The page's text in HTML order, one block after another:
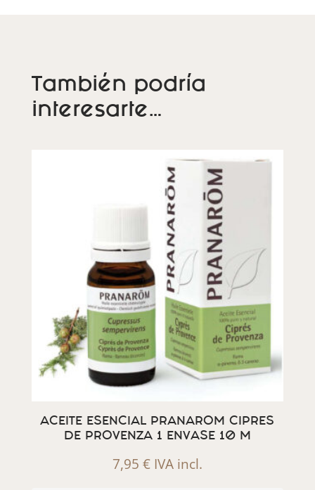
También podría
interesarte…
ACEITE ESENCIAL PRANAROM CIPRES
DE PROVENZA 1 ENVASE 10 M
7,95 € IVA incl.